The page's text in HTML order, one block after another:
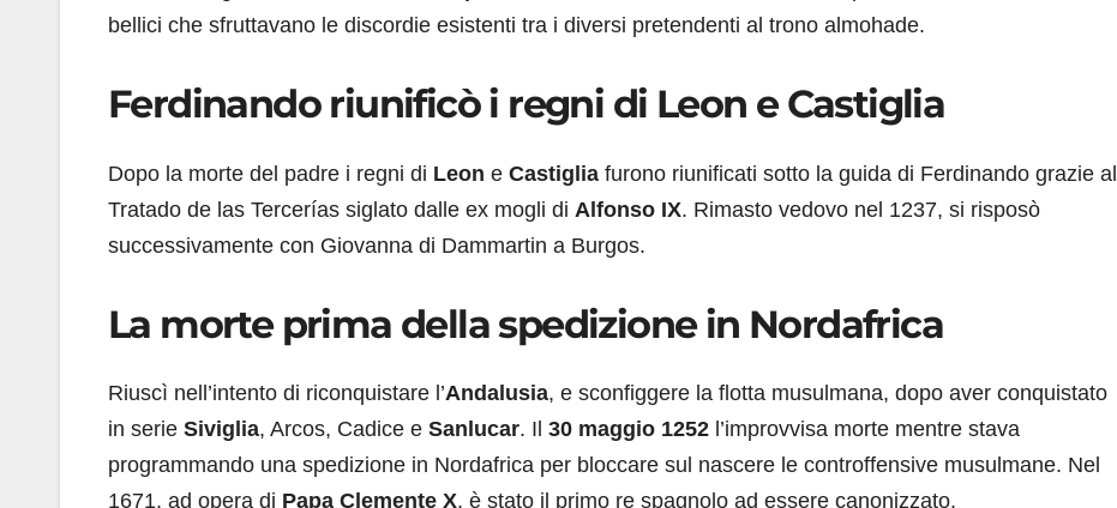
bellici che sfruttavano le discordie esistenti tra i diversi pretendenti al trono almohade.
Ferdinando riunificò i regni di Leon e Castiglia
Dopo la morte del padre i regni di Leon e Castiglia furono riunificati sotto la guida di Ferdinando grazie al
Tratado de las Tercerías siglato dalle ex mogli di Alfonso IX. Rimasto vedovo nel 1237, si risposò
successivamente con Giovanna di Dammartin a Burgos.
La morte prima della spedizione in Nordafrica
Riuscì nell’intento di riconquistare l’Andalusia, e sconfiggere la flotta musulmana, dopo aver conquistato
in serie Siviglia, Arcos, Cadice e Sanlucar. Il 30 maggio 1252 l’improvvisa morte mentre stava
programmando una spedizione in Nordafrica per bloccare sul nascere le controffensive musulmane. Nel
1671, ad opera di Papa Clemente X, è stato il primo re spagnolo ad essere canonizzato.